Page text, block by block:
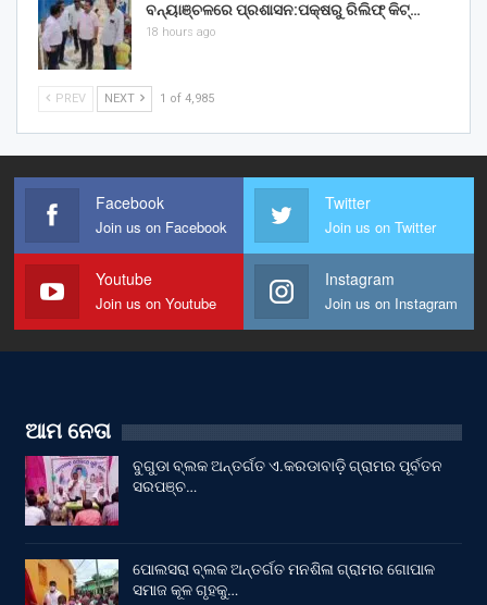
ବନ୍ୟାଞ୍ଚଳରେ ପ୍ରଶାସନ:ପକ୍ଷରୁ ରିଲିଫ୍ କିଟ୍…
18 hours ago
PREV NEXT 1 of 4,985
Facebook
Join us on Facebook
Twitter
Join us on Twitter
Youtube
Join us on Youtube
Instagram
Join us on Instagram
ଆମ ନେତା
ବୁଗୁଡା ବ୍ଲକ ଅନ୍ତର୍ଗତ ଏ.କରଡାବାଡ଼ି ଗ୍ରାମର ପୂର୍ବତନ
ସରପଞ୍ଚ…
ପୋଲସରା ବ୍ଲକ ଅନ୍ତର୍ଗତ ମନଶିଳା ଗ୍ରାମର ଗୋପାଳ
ସମାଜ କୂଳ ଗୃହକୁ…